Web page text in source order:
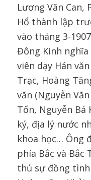
Lương Văn Can,
Hổ thành lập
vào tháng 3-
Đông Kinh
viên dạy Hán
Trạc, Hoàng
văn (Nguyễn
Tốn, Nguyễn Bá
ký, địa lý nước
khoa học… Ông
phía Bắc và Bắc
thủ sự đồng